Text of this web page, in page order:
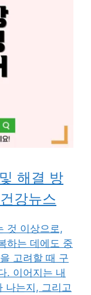
해결 방
강뉴스
것 이상으로,
하는 데에도 중
고려할 때 구
. 이어지는 내
나는지, 그리고